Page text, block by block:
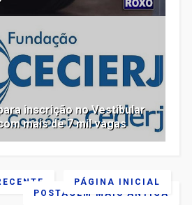
inscrição no Vestibular
mais de 7 mil vagas
POSTAGEM MAIS ANTIGA
PÁGINA INICIAL